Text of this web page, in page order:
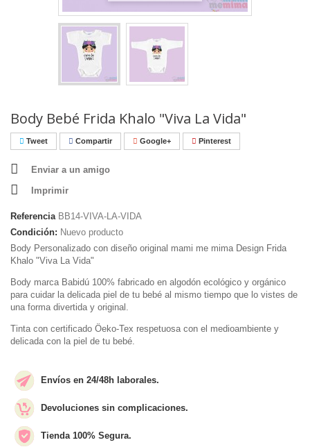
Body Bebé Frida Khalo "Viva La Vida"
Tweet Compartir Google+ Pinterest
Enviar a un amigo
Imprimir
Referencia BB14-VIVA-LA-VIDA
Condición: Nuevo producto
Body Personalizado con diseño original mami me mima Design Frida
Khalo "Viva La Vida"
Body marca Babidú 100% fabricado en algodón ecológico y orgánico
para cuidar la delicada piel de tu bebé al mismo tiempo que lo vistes de
una forma divertida y original.
Tinta con certificado Öeko-Tex respetuosa con el medioambiente y
delicada con la piel de tu bebé.
Envíos en 24/48h laborales.
Devoluciones sin complicaciones.
Tienda 100% Segura.